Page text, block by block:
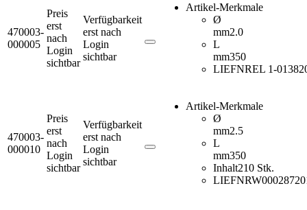
470003-
000005
Preis
erst
nach
Login
sichtbar
Verfügbarkeit
erst nach
Login
sichtbar
Artikel-Merkmale
Ø
mm2.0
L
mm350
LIEFNREL 1-
470003-
000010
Preis
erst
nach
Login
sichtbar
Verfügbarkeit
erst nach
Login
sichtbar
Artikel-Merkmale
Ø
mm2.5
L
mm350
Inhalt210 Stk.
LIEFNR